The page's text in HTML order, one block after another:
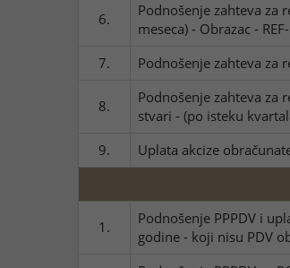
6.
Podnošenje zahteva za
meseca) - Obrazac - REF-
7. Podnošenje zahteva za
8.
Podnošenje zahteva za
stvari - (po isteku
9. Uplata akcize
1.
Podnošenje PPPDV i
godine - koji nisu PDV